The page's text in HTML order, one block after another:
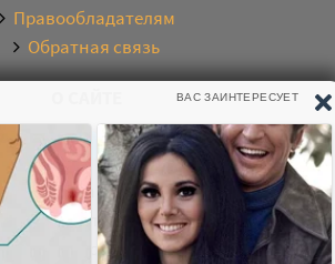
Правообладателям
Обратная связь
аудиокниг. Более 20000
качестве. Слушайте аудиокниги
и без регистрации. По любым